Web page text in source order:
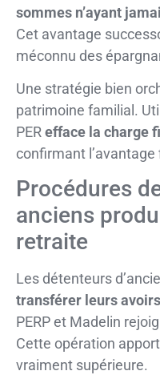
sommes n’ayant
Cet avantage
méconnu des
Une stratégie bien
patrimoine familial.
PER efface la charge
confirmant l’avantage
Procédures
anciens
retraite
Les détenteurs
transférer leurs
PERP et Madelin
Cette opération
vraiment supérieure.